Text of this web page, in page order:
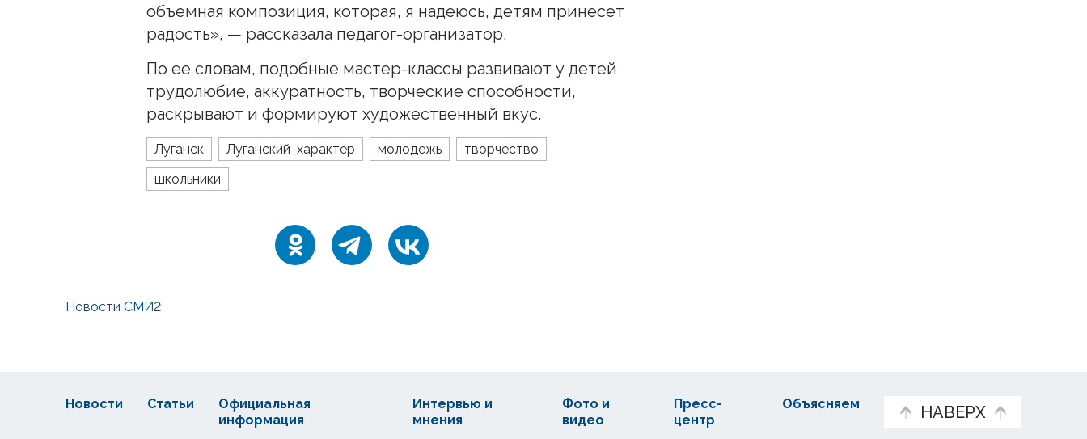
объемная композиция, которая, я надеюсь, детям принесет
радость», — рассказала педагог-организатор.
По ее словам, подобные мастер-классы развивают у детей
трудолюбие, аккуратность, творческие способности,
раскрывают и формируют художественный вкус.
Луганск Луганский_характер молодежь
творчество
школьники
Новости СМИ2
НАВЕРХ
Новости Статьи
Официальная
информация
Интервью и
мнения
Фото и
видео
Пресс-
центр
Объясняем